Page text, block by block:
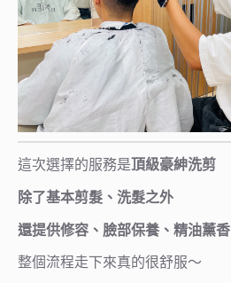
這次選擇的服務是 頂級豪紳洗剪
除了基本剪髮、洗髮之外
還提供修容、臉部保養、精油薰香
整個流程走下來真的很舒服～